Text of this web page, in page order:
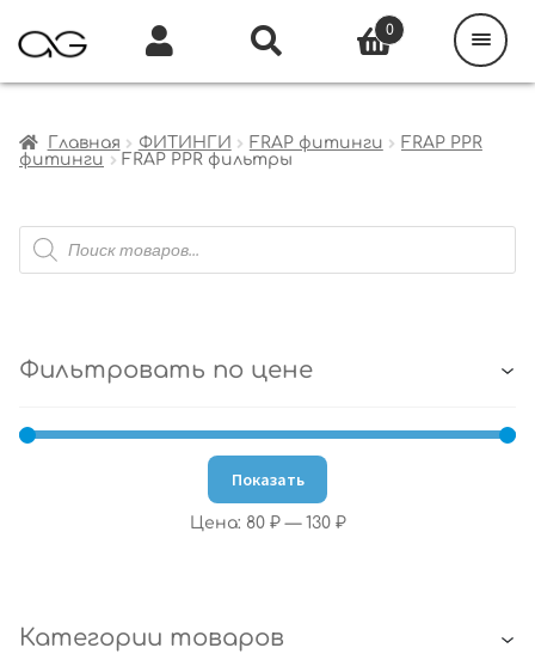
Главная ФИТИНГИ FRAP фитинги
FRAP PPR
фитинги
FRAP PPR фильтры
Поиск
товаров
Фильтровать по цене
Показать
Цена: 80 ₽— 130 ₽
Категории товаров
0